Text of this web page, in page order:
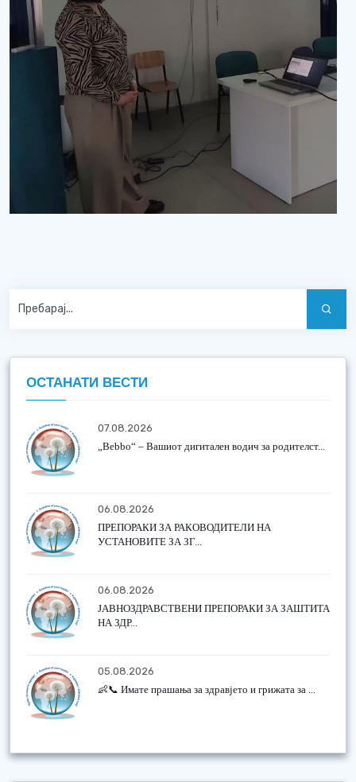
ОСТАНАТИ ВЕСТИ
07.08.2026
„Bebbo“ – Вашиот дигитален водич за родителст...
06.08.2026
ПРЕПОРАКИ ЗА РАКОВОДИТЕЛИ НА
УСТАНОВИТЕ ЗА ЗГ...
06.08.2026
ЈАВНОЗДРАВСТВЕНИ ПРЕПОРАКИ ЗА ЗАШТИТА
НА ЗДР...
05.08.2026
👶📞 Имате прашања за здравјето и грижата за ...